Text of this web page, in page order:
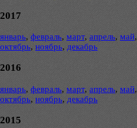
2017
январь, февраль, март, апрель, май,
октябрь, ноябрь, декабрь
2016
январь, февраль, март, апрель, май,
октябрь, ноябрь, декабрь
2015